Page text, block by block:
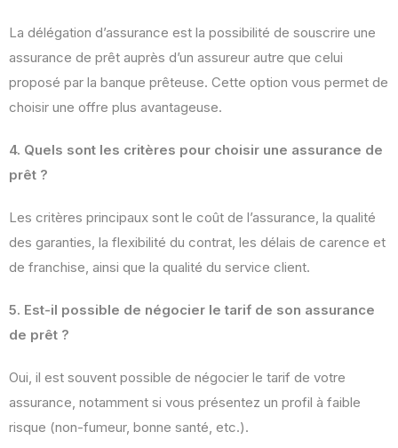
La délégation d’assurance est la possibilité de souscrire une
assurance de prêt auprès d’un assureur autre que celui
proposé par la banque prêteuse. Cette option vous permet de
choisir une offre plus avantageuse.
4. Quels sont les critères pour choisir une assurance de
prêt ?
Les critères principaux sont le coût de l’assurance, la qualité
des garanties, la flexibilité du contrat, les délais de carence et
de franchise, ainsi que la qualité du service client.
5. Est-il possible de négocier le tarif de son assurance
de prêt ?
Oui, il est souvent possible de négocier le tarif de votre
assurance, notamment si vous présentez un profil à faible
risque (non-fumeur, bonne santé, etc.).